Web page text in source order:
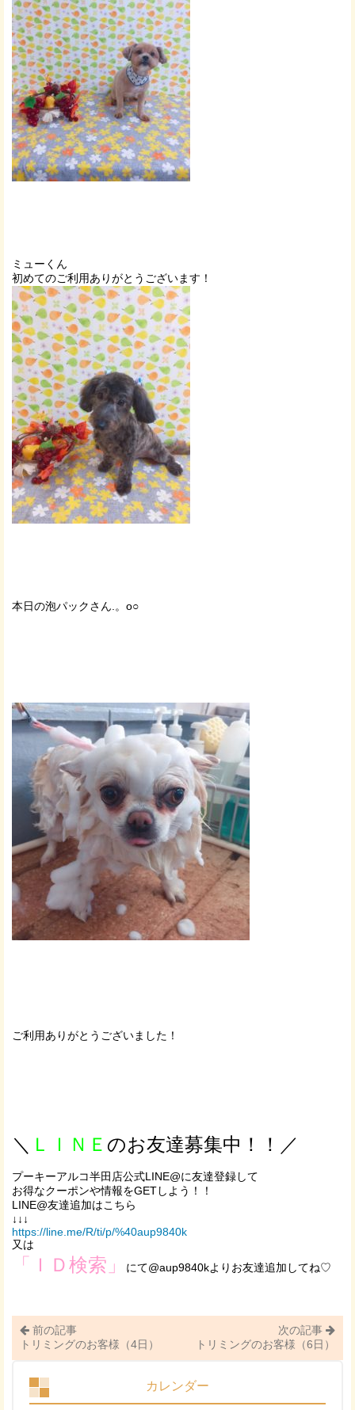
ミューくん
初めてのご利用ありがとうございます！
本日の泡パックさん.。o○
ご利用ありがとうございました！
＼ ＬＩＮＥ のお友達募集中！！／
プーキーアルコ半田店公式LINE@に友達登録して
お得なクーポンや情報をGETしよう！！
LINE@友達追加はこちら
↓↓↓
https://line.me/R/ti/p/%40aup9840k
又は
「ＩＤ検索」 にて@aup9840kよりお友達追加してね♡
前の記事
トリミングのお客様（4日）
次の記事
トリミングのお客様（6日）
カレンダー